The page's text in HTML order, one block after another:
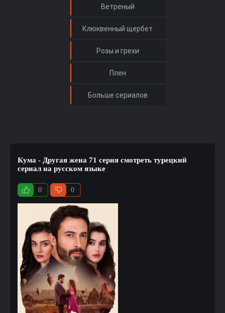
Кума - Другая жена 71 серия смотреть турецкий
сериал на русском языке
0 0